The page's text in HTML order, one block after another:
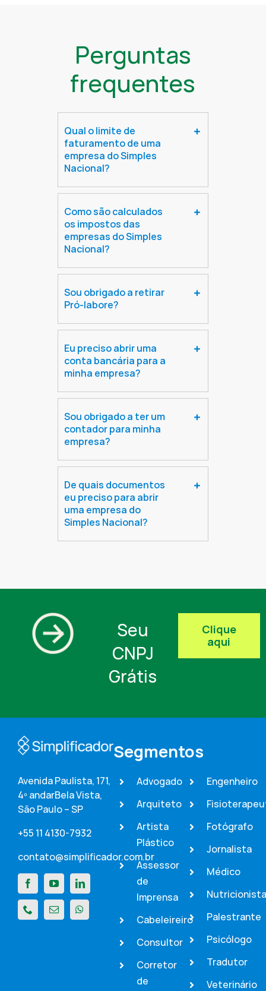
Perguntas
frequentes
Qual o limite de
faturamento de uma
empresa do Simples
Nacional?
Como são calculados
os impostos das
empresas do Simples
Nacional?
Sou obrigado a retirar
Pró-labore?
Eu preciso abrir uma
conta bancária para a
minha empresa?
Sou obrigado a ter um
contador para minha
empresa?
De quais documentos
eu preciso para abrir
uma empresa do
Simples Nacional?
Seu
CNPJ
Grátis
Clique
aqui
Avenida Paulista, 171,
4º andarBela Vista,
São Paulo – SP
+55 11 4130-7932
contato@simplificador.com.br
Segmentos
Advogado
Arquiteto
Artista
Plástico
Assessor
de
Imprensa
Cabeleireiro
Consultor
Corretor
de
Engenheiro
Fotógrafo
Jornalista
Médico
Nutricionista
Palestrante
Psicólogo
Tradutor
Veterinário